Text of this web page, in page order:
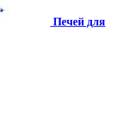
Печей для